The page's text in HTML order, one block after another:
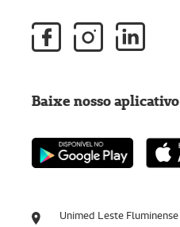
Unimed Leste Fluminense
Baixe nosso aplicativo